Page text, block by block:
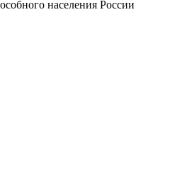
населения России